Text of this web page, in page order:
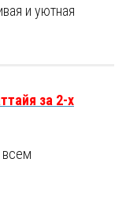
и уютная
за 2-х
всем